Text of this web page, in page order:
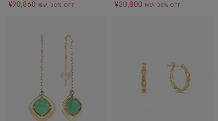
¥90,860 税込 30% OFF
¥30,800 税込 30% OFF